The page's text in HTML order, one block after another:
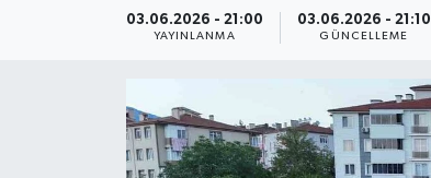
03.06.2026 - 21:00
YAYINLANMA
03.06.2026 - 21:10
GÜNCELLEME
Canlı Maç
Dış Haberler